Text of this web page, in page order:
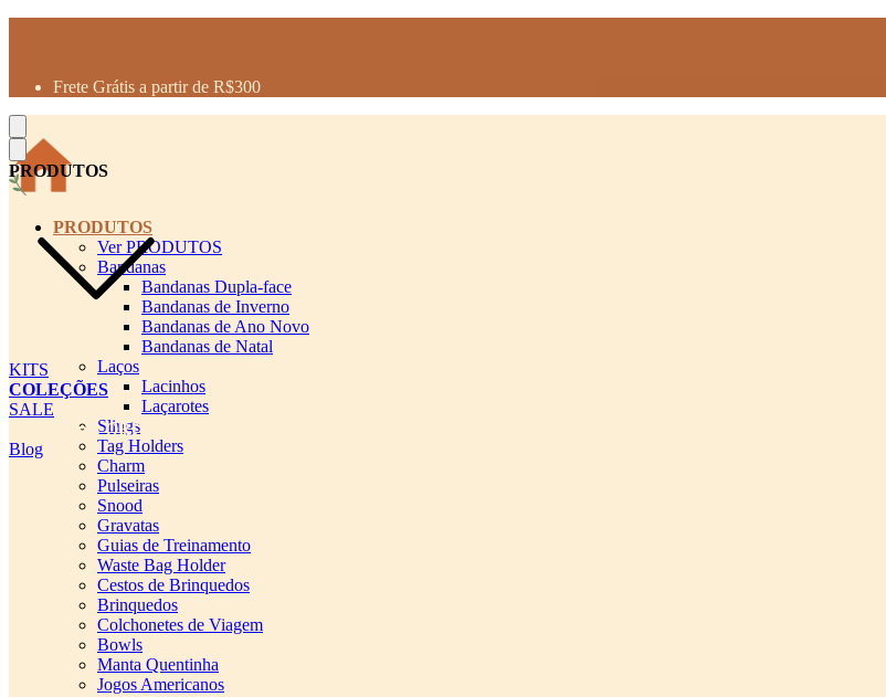
Frete Grátis a partir de R$300
PRODUTOS
KITS
COLEÇÕES
SALE
cadastro pet QRCODE
Blog
PRODUTOS
Ver PRODUTOS
Bandanas
Bandanas Dupla-face
Bandanas de Inverno
Bandanas de Ano Novo
Bandanas de Natal
Laços
Lacinhos
Laçarotes
Slings
Tag Holders
Charm
Pulseiras
Snood
Gravatas
Guias de Treinamento
Waste Bag Holder
Cestos de Brinquedos
Brinquedos
Colchonetes de Viagem
Bowls
Manta Quentinha
Jogos Americanos